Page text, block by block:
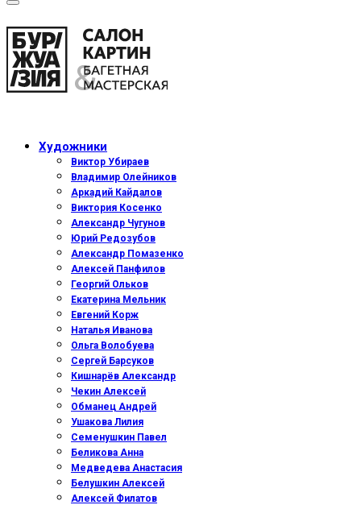
Художники
Виктор Убираев
Владимир Олейников
Аркадий Кайдалов
Виктория Косенко
Александр Чугунов
Юрий Редозубов
Александр Помазенко
Алексей Панфилов
Георгий Ольков
Екатерина Мельник
Евгений Корж
Наталья Иванова
Ольга Волобуева
Сергей Барсуков
Кишнарёв Александр
Чекин Алексей
Обманец Андрей
Ушакова Лилия
Семенушкин Павел
Беликова Анна
Медведева Анастасия
Белушкин Алексей
Алексей Филатов